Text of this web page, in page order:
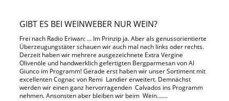
GIBT ES BEI WEINWEBER NUR WEIN?
Frei nach Radio Eriwan: ... Im Prinzip ja. Aber als genussorientierte
Überzeugungstäter schauen wir auch mal nach links oder rechts.
Derzeit haben wir mehrere ausgezeichnete Extra Vergine
Olivenöle und handwerklich gefertigten Bergparmesan von Al
Giunco im Programm! Gerade erst haben wir unser Sortiment mit
excellenten Cognac von Remi Landier erweitert. Demnächst
werden wir einen ganz hervorragenden Calvados ins Programm
nehmen. Ansonsten aber bleiben wir beim Wein.......